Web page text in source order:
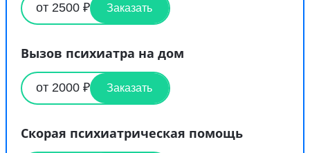
от 2500 ₽ Заказать
Вызов психиатра на дом
от 2000 ₽ Заказать
Скорая психиатрическая помощь